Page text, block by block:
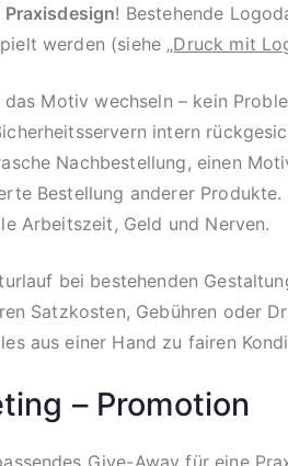
Praxisdesign! Bestehende
werden (siehe „Druck mit
Motiv wechseln – kein
intern
Nachbestellung, einen
Bestellung anderer Produkte.
Arbeitszeit, Geld und Nerven.
bei bestehenden
Satzkosten, Gebühren oder
aus einer Hand zu fairen
– Promotion
Give-Away für eine